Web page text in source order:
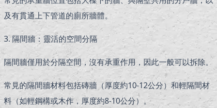
及有貫通上下管道的廁所牆體。
3. 隔間牆：靈活的空間分隔
隔間牆僅用於分隔空間，沒有承重作用，因此一般可以拆除。
常見的隔間牆材料包括磚牆（厚度約10-12公分）和輕隔間材
料（如輕鋼構或木作，厚度約8-10公分）。